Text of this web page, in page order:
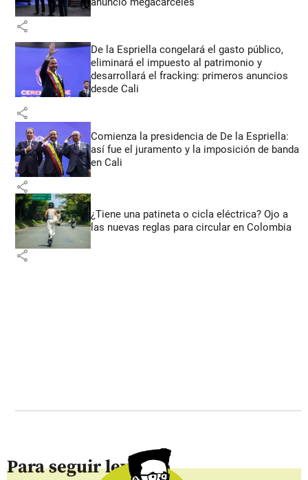
share
De la Espriella congelará el gasto público,
eliminará el impuesto al patrimonio y
desarrollará el fracking: primeros anuncios
desde Cali
share
Comienza la presidencia de De la Espriella:
así fue el juramento y la imposición de banda
en Cali
share
¿Tiene una patineta o cicla eléctrica? Ojo a
las nuevas reglas para circular en Colombia
share
Para seguir leyendo